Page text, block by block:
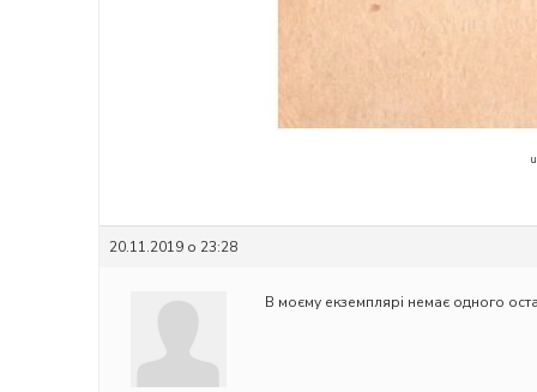
20.11.2019 о 23:28
В моєму екземплярі немає одного